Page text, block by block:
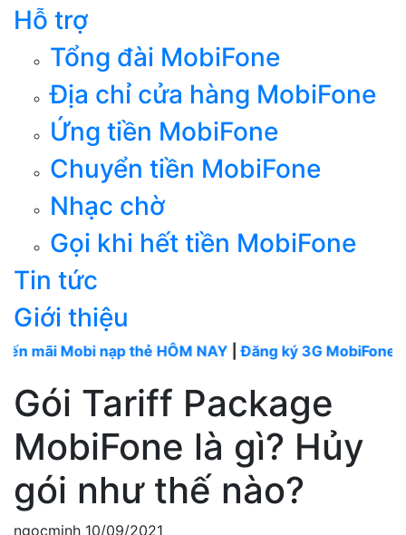
Hỗ trợ
Tổng đài MobiFone
Địa chỉ cửa hàng MobiFone
Ứng tiền MobiFone
Chuyển tiền MobiFone
Nhạc chờ
Gọi khi hết tiền MobiFone
Tin tức
Giới thiệu
nạp thẻ HÔM NAY|Đăng ký 3G MobiFone tháng
Gói Tariff Package
MobiFone là gì? Hủy
gói như thế nào?
ngocminh 10/09/2021